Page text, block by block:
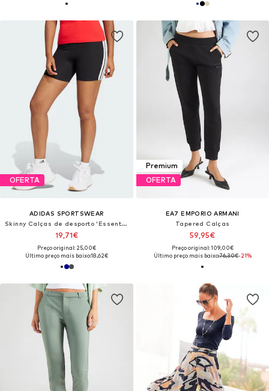
OFERTA
ADIDAS SPORTSWEAR
Skinny Calças de desporto 'Essentials'
19,71€
Preço original: 25,00€
Último preço mais baixo:18,62€
Premium
OFERTA
EA7 EMPORIO ARMANI
Tapered Calças
59,95€
Preço original: 109,00€
Último preço mais baixo:76,30€-21%